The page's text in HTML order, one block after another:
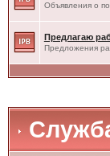
Объявления о
Предлагаю
Предложения